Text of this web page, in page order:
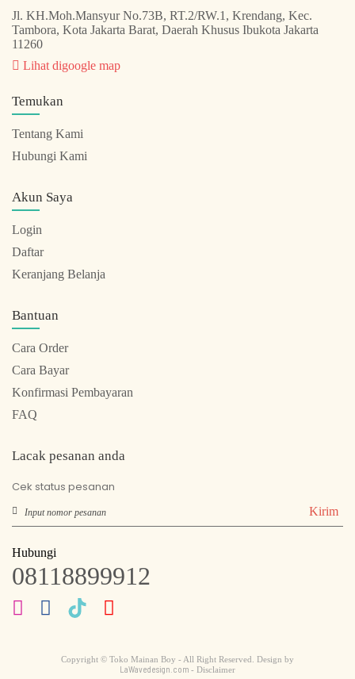
Jl. KH.Moh.Mansyur No.73B, RT.2/RW.1, Krendang, Kec.
Tambora, Kota Jakarta Barat, Daerah Khusus Ibukota Jakarta
11260
Lihat digoogle map
Temukan
Tentang Kami
Hubungi Kami
Akun Saya
Login
Daftar
Keranjang Belanja
Bantuan
Cara Order
Cara Bayar
Konfirmasi Pembayaran
FAQ
Lacak pesanan anda
Cek status pesanan
Kirim
Hubungi
08118899912
Copyright © Toko Mainan Boy - All Right Reserved. Design by
LaWavedesign.com - Disclaimer